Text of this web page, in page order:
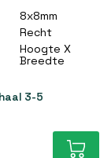
8x8mm
Recht
Hoogte X
Breedte
3-5